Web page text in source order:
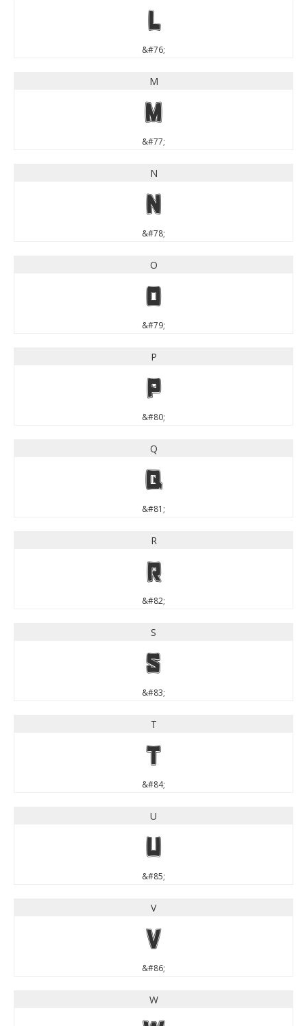
L
&#76;
M
M
&#77;
N
N
&#78;
O
O
&#79;
P
P
&#80;
Q
Q
&#81;
R
R
&#82;
S
S
&#83;
T
T
&#84;
U
U
&#85;
V
V
&#86;
W